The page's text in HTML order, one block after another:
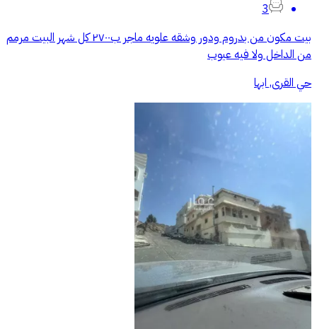
3
بيت مكون من بدروم ودور وشقه علويه ماجر ب٢٧٠٠ كل شهر البيت مرمم
من الداخل ولا فيه عيوب
حي القرى, ابها